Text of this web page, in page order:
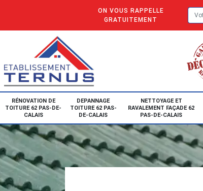
ON VOUS RAPPELLE
GRATUITEMENT
RÉNOVATION DE
TOITURE 62 PAS-DE-
CALAIS
DEPANNAGE
TOITURE 62 PAS-
DE-CALAIS
NETTOYAGE ET
RAVALEMENT FAÇADE 62
PAS-DE-CALAIS